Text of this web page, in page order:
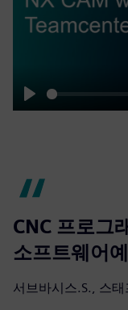
Play
CNC 프로그
소프트웨어
서브바시스.S., 스